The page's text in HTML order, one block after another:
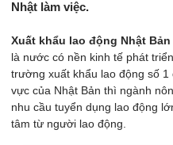
Nhật làm việc.
Xuất khẩu lao động Nhật
là nước có nền kinh tế phát
trường xuất khẩu lao động số
vực của Nhật Bản thì ngành
nhu cầu tuyển dụng lao động
tâm từ người lao động.